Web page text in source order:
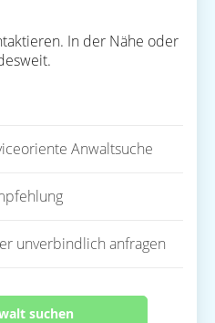
In der Nähe oder
Anwaltsuche
unverbindlich anfragen
suchen